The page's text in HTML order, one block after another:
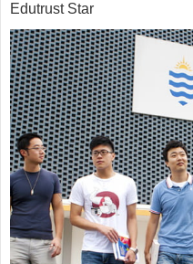
Edutrust Star